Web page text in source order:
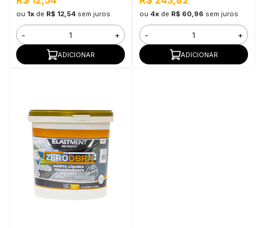
ou 1xde R$ 12,54 sem juros
- +
ADICIONAR
ou 4xde R$ 60,96 sem juros
- +
ADICIONAR